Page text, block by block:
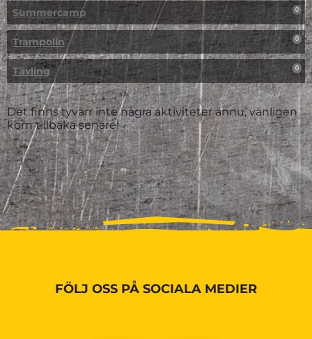
Summercamp 0
Trampolin 0
Tävling 0
Det finns tyvärr inte några aktiviteter ännu, vänligen
kom tillbaka senare!
FÖLJ OSS PÅ SOCIALA MEDIER